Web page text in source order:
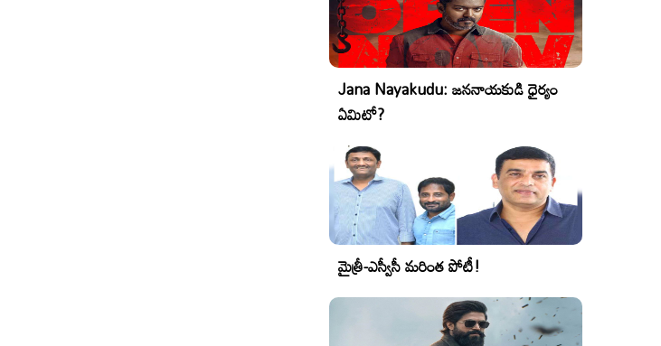
Jana Nayakudu: జననాయకుడి ధైర్యం
ఏమిటో?
మైత్రీ-ఎస్వీసీ మరింత పోటీ!